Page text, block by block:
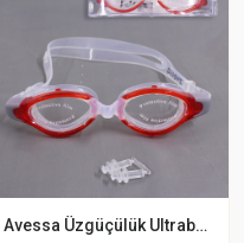
Avessa Üzgüçülük Ultrabənövşəyi Qorumalı Yumşaq Silikon Üzgüçülük Eynəyi Hovuz Eynəyi